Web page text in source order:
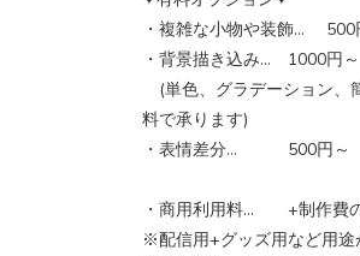
・複雑な小物や装飾… 500
・背景描き込み… 1000円～
(単色、グラデーション、
料で承ります)
・表情差分… 500円～
・商用利用料… +制作費
※配信用+グッズ用など用途